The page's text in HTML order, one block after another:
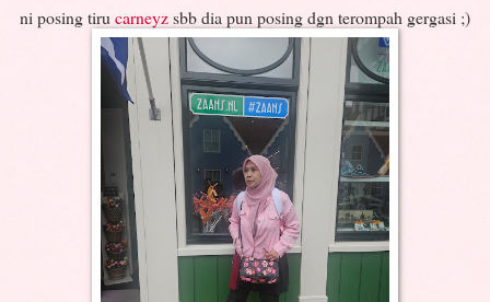
ni posing tirucarneyzsbb dia pun posing dgn terompah gergasi ;)